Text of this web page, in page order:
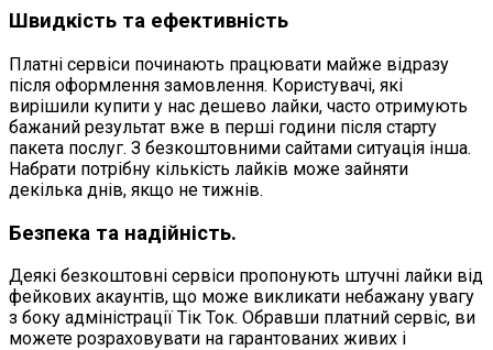
Швидкість та ефективність
Платні сервіси починають працювати майже відразу
після оформлення замовлення. Користувачі, які
вирішили купити у нас дешево лайки, часто отримують
бажаний результат вже в перші години після старту
пакета послуг. З безкоштовними сайтами ситуація інша.
Набрати потрібну кількість лайків може зайняти
декілька днів, якщо не тижнів.
Безпека та надійність.
Деякі безкоштовні сервіси пропонують штучні лайки від
фейкових акаунтів, що може викликати небажану увагу
з боку адміністрації Тік Ток. Обравши платний сервіс, ви
можете розраховувати на гарантованих живих і